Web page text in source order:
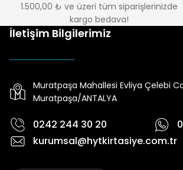
1.500,00 ₺ ve üzeri tüm siparişlerinizde
kargo bedava!
İletişim Bilgilerimiz
Muratpaşa Mahallesi Evliya Çelebi
Muratpaşa/ANTALYA
0242 244 30 20
kurumsal@hytkirtasiye.com.tr